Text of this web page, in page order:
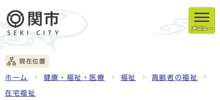
メニュー
現在位置
ホーム 健康・福祉・医療 福祉 高齢者の福祉
在宅福祉